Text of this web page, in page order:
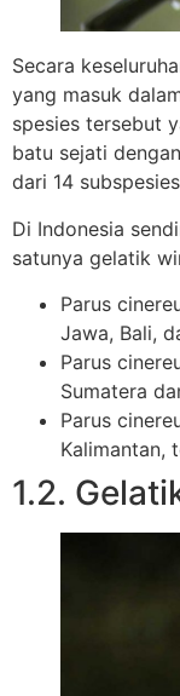
Secara
yang masuk
spesies tersebut
batu sejati
dari 14
Di Indonesia
satunya gelatik
Parus
Jawa, Bali,
Parus
Sumatera
Parus
Kalimantan,
1.2.